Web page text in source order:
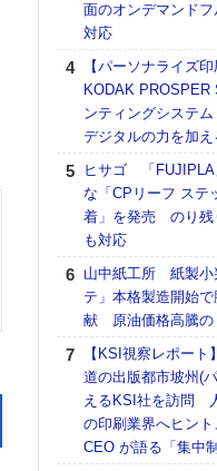
面のオンデマンド
対応
【パーソナライズ
KODAK PROSPER
ンティングシステ
デジタルの力を加え
ヒサゴ 「FUJIPLA
な「CPリーフ ステ
着」を発売 のり残
も対応
山中紙工所 紙製小
テ」本格製造開始
献 原油価格高騰の
【KSI視察レポー
道の出版都市坡州(
えるKSI社を訪問
の印刷業界へヒン
CEO が語る「集中